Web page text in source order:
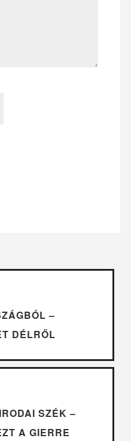
–
DÉLRŐL
SZÉK –
A GIERRE